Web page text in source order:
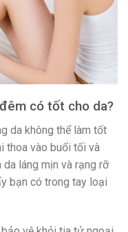
có tốt cho da?
da không thể làm tốt
thoa vào buổi tối và
láng mịn và rạng rỡ
bạn có trong tay loại